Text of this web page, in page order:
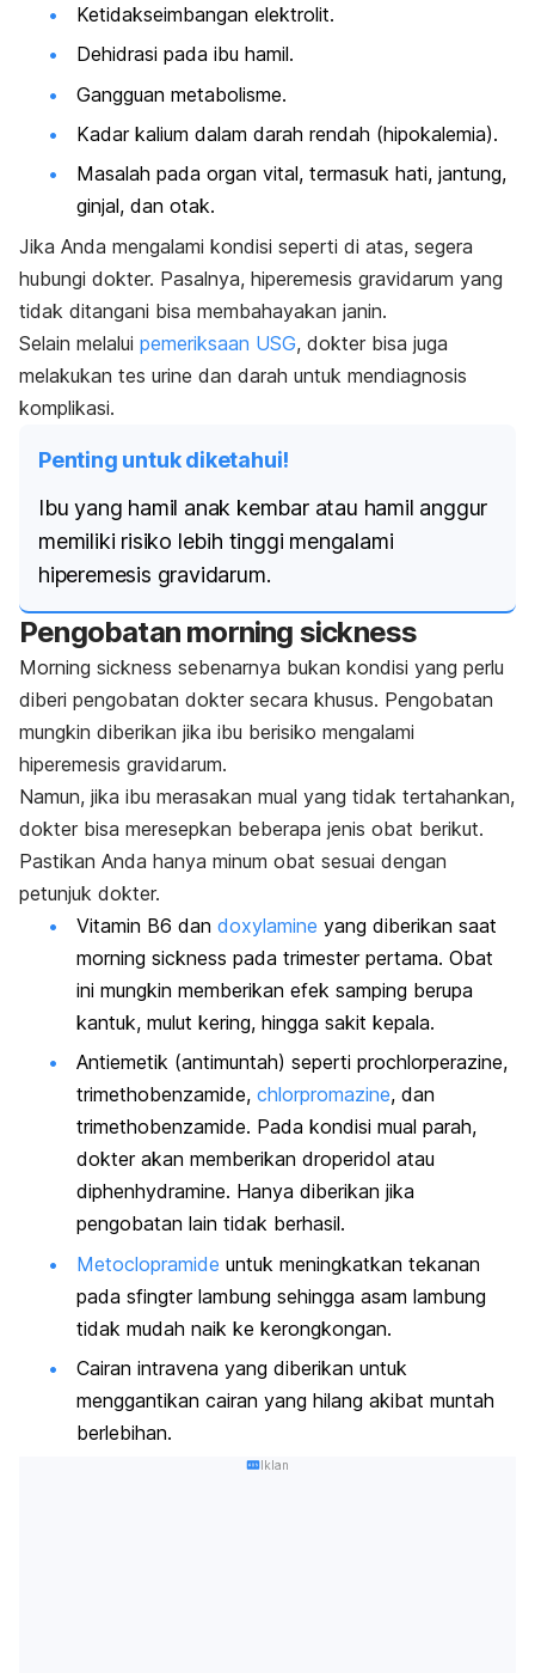
Ketidakseimbangan elektrolit.
Dehidrasi pada ibu hamil.
Gangguan metabolisme.
Kadar kalium dalam darah rendah (hipokalemia).
Masalah pada organ vital, termasuk hati, jantung,
ginjal, dan otak.
Jika Anda mengalami kondisi seperti di atas, segera
hubungi dokter. Pasalnya, hiperemesis gravidarum yang
tidak ditangani bisa membahayakan janin.
Selain melalui pemeriksaan USG, dokter bisa juga
melakukan tes urine dan darah untuk mendiagnosis
komplikasi.
Penting untuk diketahui!
Ibu yang hamil anak kembar atau hamil anggur
memiliki risiko lebih tinggi mengalami
hiperemesis gravidarum.
Pengobatan morning sickness
Morning sickness sebenarnya bukan kondisi yang perlu
diberi pengobatan dokter secara khusus. Pengobatan
mungkin diberikan jika ibu berisiko mengalami
hiperemesis gravidarum.
Namun, jika ibu merasakan mual yang tidak tertahankan,
dokter bisa meresepkan beberapa jenis obat berikut.
Pastikan Anda hanya minum obat sesuai dengan
petunjuk dokter.
Vitamin B6 dan doxylamine yang diberikan saat
morning sickness pada trimester pertama. Obat
ini mungkin memberikan efek samping berupa
kantuk, mulut kering, hingga sakit kepala.
Antiemetik (antimuntah) seperti prochlorperazine,
trimethobenzamide, chlorpromazine, dan
trimethobenzamide. Pada kondisi mual parah,
dokter akan memberikan droperidol atau
diphenhydramine. Hanya diberikan jika
pengobatan lain tidak berhasil.
Metoclopramide untuk meningkatkan tekanan
pada sfingter lambung sehingga asam lambung
tidak mudah naik ke kerongkongan.
Cairan intravena yang diberikan untuk
menggantikan cairan yang hilang akibat muntah
berlebihan.
Iklan